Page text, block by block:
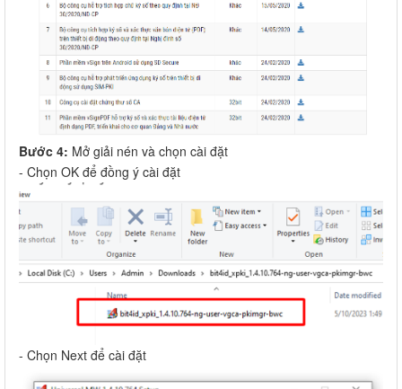
Bước 4: Mở giải nén và chọn cài đặt
- Chọn OK để đồng ý cài đặt
- Chọn Next để cài đặt